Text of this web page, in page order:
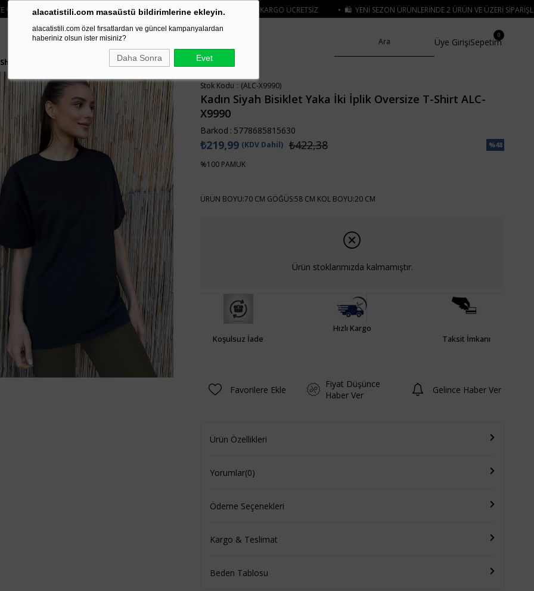
alacatistili.com masaüstü bildirimlerine ekleyin.
alacatistili.com özel fırsatlardan ve güncel kampanyalardan
haberiniz olsun ister misiniz?
Daha Sonra Evet
KARTI VE HAVALE ÖDEMELERINIZDE 750₺ ÜZERI KARGO ÜCRETSIZ • 🛍️ YENI SEZON ÜRÜNLERINDE 2 ÜRÜN VE ÜZERI SIPARIŞLERDE SEPETTE%15
Üye GirişiSepetim
0
ALC-X9990
Stok Kodu (ALC-X9990)
Kadın Siyah Bisiklet Yaka İki İplik Oversize T-Shirt ALC-
X9990
Barkod : 5778685815630
%48
₺422,38
₺219,99 (KDV Dahil)
%100 PAMUK
ÜRÜN BOYU:70 CM GÖĞÜS:58 CM KOL BOYU:20 CM
Ürün stoklarımızda kalmamıştır.
Koşulsuz İade
Hızlı Kargo
Taksit İmkanı
Favorilere Ekle
Fiyat Düşünce
Haber Ver
Gelince Haber Ver
Ürün Özellikleri
Yorumlar(0)
Ödeme Seçenekleri
Kargo & Teslimat
Beden Tablosu